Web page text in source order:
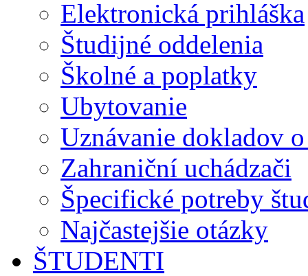
Elektronická prihláška
Študijné oddelenia
Školné a poplatky
Ubytovanie
Uznávanie dokladov
Zahraniční uchádzači
Špecifické potreby
Najčastejšie otázky
ŠTUDENTI